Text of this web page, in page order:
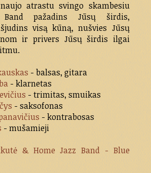
atrastu svingo skambesiu
pažadins Jūsų širdis,
visą kūną, nušvies Jūsų
ir privers Jūsų širdis ilgai
- balsas, gitara
- klarnetas
- trimitas, smuikas
- saksofonas
- kontrabosas
- mušamieji
& Home Jazz Band - Blue